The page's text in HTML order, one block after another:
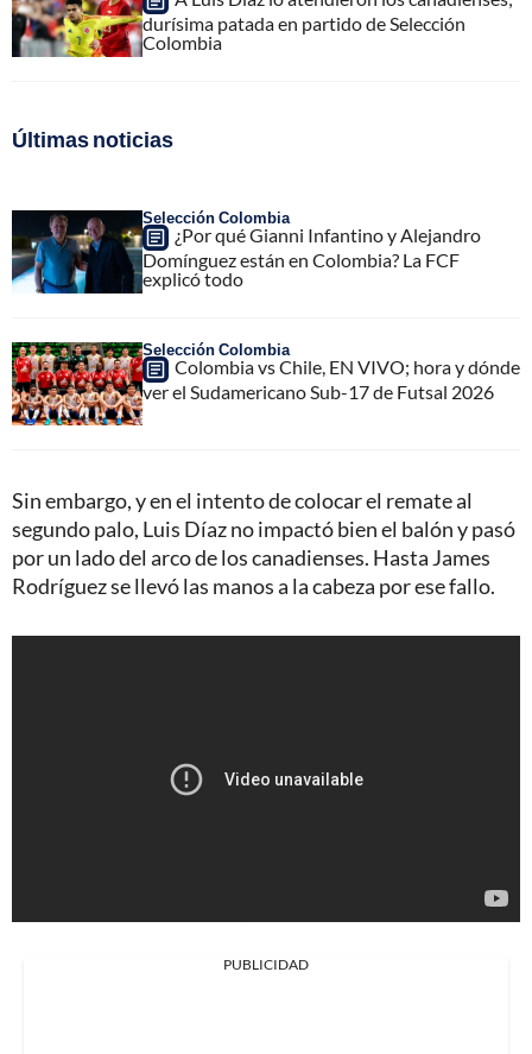
durísima patada en partido de Selección
Colombia
Últimas noticias
Selección Colombia
¿Por qué Gianni Infantino y Alejandro
Domínguez están en Colombia? La FCF
explicó todo
Selección Colombia
Colombia vs Chile, EN VIVO; hora y dónde
ver el Sudamericano Sub-17 de Futsal 2026
Sin embargo, y en el intento de colocar el remate al
segundo palo, Luis Díaz no impactó bien el balón y pasó
por un lado del arco de los canadienses. Hasta James
Rodríguez se llevó las manos a la cabeza por ese fallo.
PUBLICIDAD